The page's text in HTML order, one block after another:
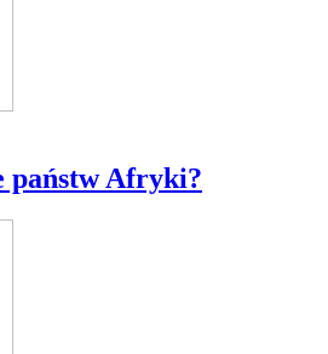
państw Afryki?